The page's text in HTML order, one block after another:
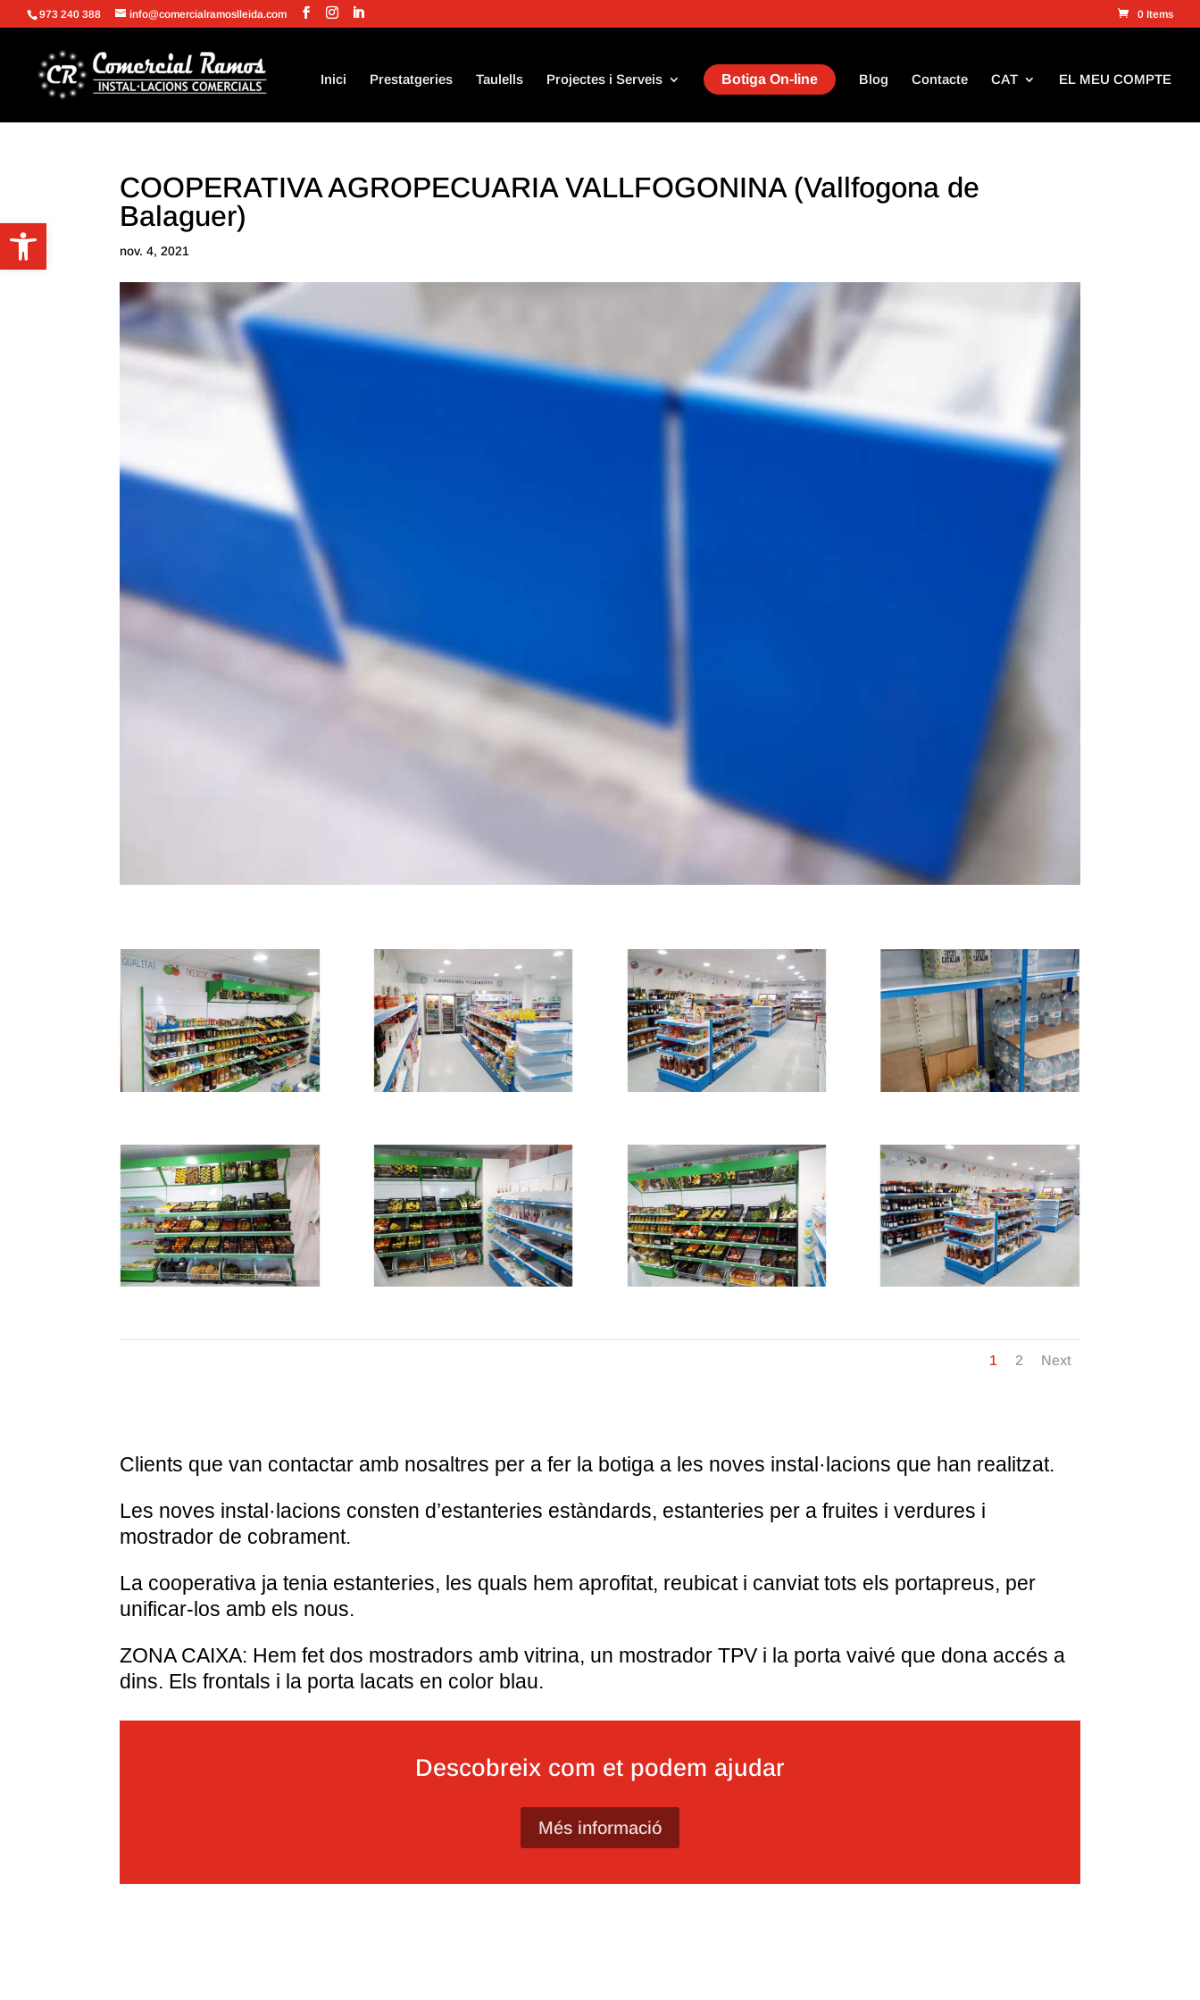
Obre la barra d'eines
973 240 388 info@comercialramoslleida.com 0 Items
Inici Prestatgeries Taulells Projectes i Serveis Botiga On-line Blog Contacte CAT EL MEU COMPTE
COOPERATIVA AGROPECUARIA VALLFOGONINA (Vallfogona de
Balaguer)
nov. 4, 2021
1 2 Next
Clients que van contactar amb nosaltres per a fer la botiga a les noves instal·lacions que han realitzat.
Les noves instal·lacions consten d’estanteries estàndards, estanteries per a fruites i verdures i
mostrador de cobrament.
La cooperativa ja tenia estanteries, les quals hem aprofitat, reubicat i canviat tots els portapreus, per
unificar-los amb els nous.
ZONA CAIXA: Hem fet dos mostradors amb vitrina, un mostrador TPV i la porta vaivé que dona accés a
dins. Els frontals i la porta lacats en color blau.
Descobreix com et podem ajudar
Més informació